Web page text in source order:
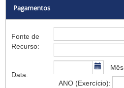
Pagamentos
Fonte de
Recurso:
Data:
Mês
ANO (Exercício):